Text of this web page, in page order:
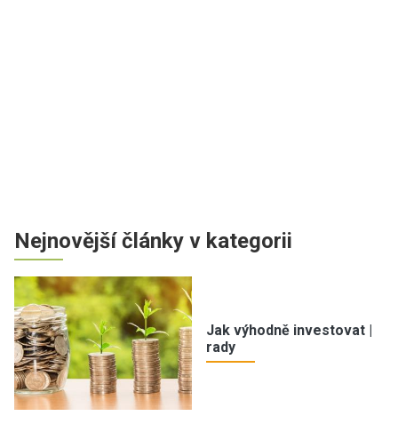
Nejnovější články v kategorii
Jak výhodně investovat |
rady